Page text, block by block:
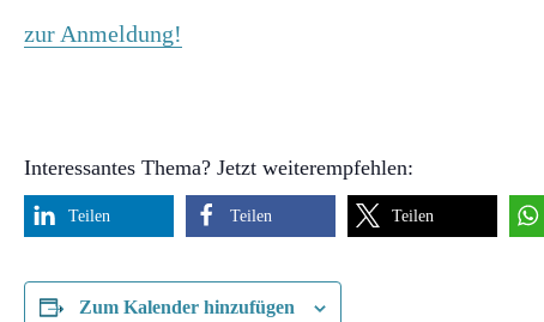
zur Anmeldung!
Interessantes Thema? Jetzt weiterempfehlen:
Teilen Teilen Teilen
Zum Kalender hinzufügen